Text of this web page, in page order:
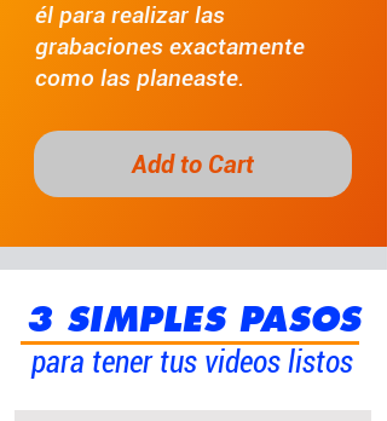
él para realizar las
grabaciones exactamente
como las planeaste.
Add to Cart
3 SIMPLES PASOS
para tener tus videos listos